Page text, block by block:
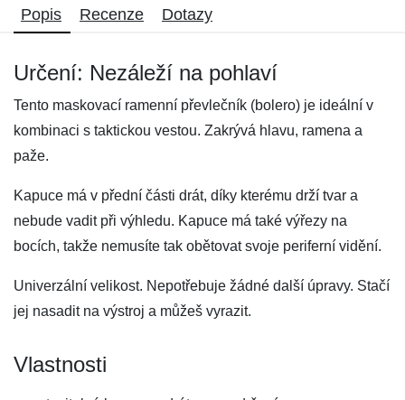
Popis Recenze Dotazy
Určení: Nezáleží na pohlaví
Tento maskovací ramenní převlečník (bolero) je ideální v
kombinaci s taktickou vestou. Zakrývá hlavu, ramena a
paže.
Kapuce má v přední části drát, díky kterému drží tvar a
nebude vadit při výhledu. Kapuce má také výřezy na
bocích, takže nemusíte tak obětovat svoje periferní vidění.
Univerzální velikost. Nepotřebuje žádné další úpravy. Stačí
jej nasadit na výstroj a můžeš vyrazit.
Vlastnosti